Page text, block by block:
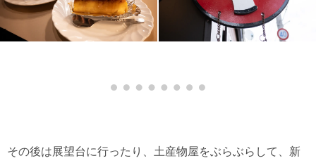
その後は展望台に行ったり、土産物屋をぶらぶらして、新